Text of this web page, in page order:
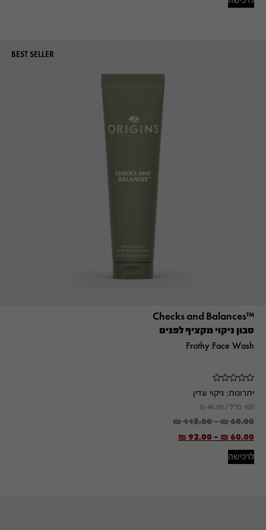
BEST SELLER
™Checks and Balances
סבון ניקוי מקציף לפנים
Frothy Face Wash
יתרונות: ניקוי עדין
100 מ"ל / ₪ 40.00
₪60.00
-
₪115.00
₪ 60.00
-
₪ 92.00
לרכישה